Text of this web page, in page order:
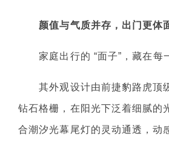
颜值与气质并存，出门更体
家庭出行的 “面子”，藏在每
其外观设计由前捷豹路虎顶级
钻石格栅，在阳光下泛着细腻的
合潮汐光幕尾灯的灵动通透，动